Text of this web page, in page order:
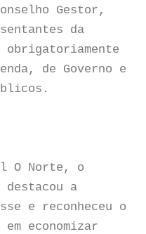
Gestor,
da
de Governo e
O Norte, o
a
e reconheceu o
economizar